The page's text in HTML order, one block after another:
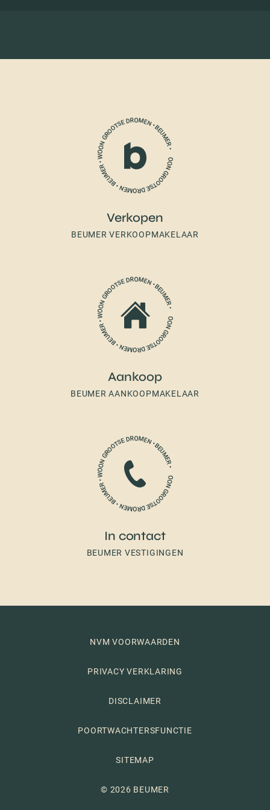
Verkopen
BEUMER VERKOOPMAKELAAR
Aankoop
BEUMER AANKOOPMAKELAAR
In contact
BEUMER VESTIGINGEN
NVM VOORWAARDEN
PRIVACY VERKLARING
DISCLAIMER
POORTWACHTERSFUNCTIE
SITEMAP
© 2026 BEUMER